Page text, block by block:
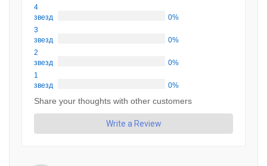
4
звезд
0%
3
звезд
0%
2
звезд
0%
1
звезд
0%
Share your thoughts with other customers
Write a Review